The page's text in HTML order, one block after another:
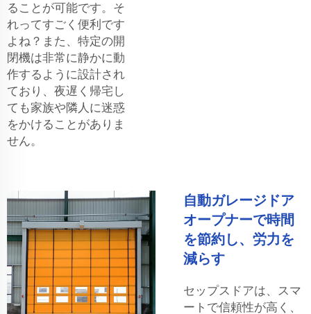
ることが可能です。そ
れってすごく便利です
よね？また、特定の開
閉機は非常に静かに動
作するように設計され
ており、夜遅く帰宅し
ても家族や隣人に迷惑
をかけることがありま
せん。
自動ガレージドア
オープナーで時間
を節約し、労力を
減らす
セップスドアは、スマ
ートで信頼性が高く、